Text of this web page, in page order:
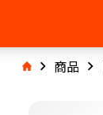
商品